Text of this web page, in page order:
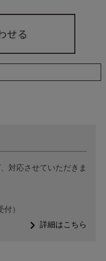
対応させていただきま
）
navigate_next詳細はこちら